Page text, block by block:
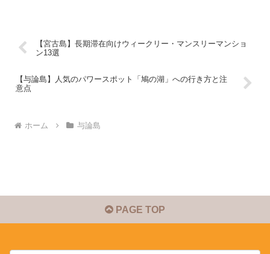
【宮古島】長期滞在向けウィークリー・マンスリーマンショ
ン13選
【与論島】人気のパワースポット「鳩の湖」への行き方と注
意点
ホーム 与論島
PAGE TOP